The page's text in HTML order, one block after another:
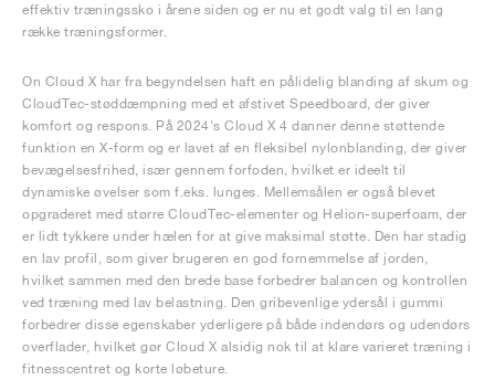
effektiv træningssko i årene siden og er nu et godt valg til en lang
række træningsformer.
On Cloud X har fra begyndelsen haft en pålidelig blanding af skum og
CloudTec-støddæmpning med et afstivet Speedboard, der giver
komfort og respons. På 2024's Cloud X 4 danner denne støttende
funktion en X-form og er lavet af en fleksibel nylonblanding, der giver
bevægelsesfrihed, især gennem forfoden, hvilket er ideelt til
dynamiske øvelser som f.eks. lunges. Mellemsålen er også blevet
opgraderet med større CloudTec-elementer og Helion-superfoam, der
er lidt tykkere under hælen for at give maksimal støtte. Den har stadig
en lav profil, som giver brugeren en god fornemmelse af jorden,
hvilket sammen med den brede base forbedrer balancen og kontrollen
ved træning med lav belastning. Den gribevenlige ydersål i gummi
forbedrer disse egenskaber yderligere på både indendørs og udendørs
overflader, hvilket gør Cloud X alsidig nok til at klare varieret træning i
fitnesscentret og korte løbeture.